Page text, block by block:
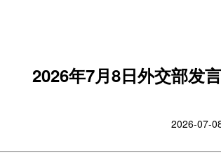
2026年7月8日外交部发
2026-07-